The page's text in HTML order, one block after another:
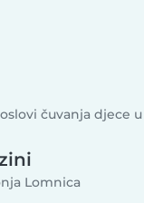
čuvanja djece
Lomnica